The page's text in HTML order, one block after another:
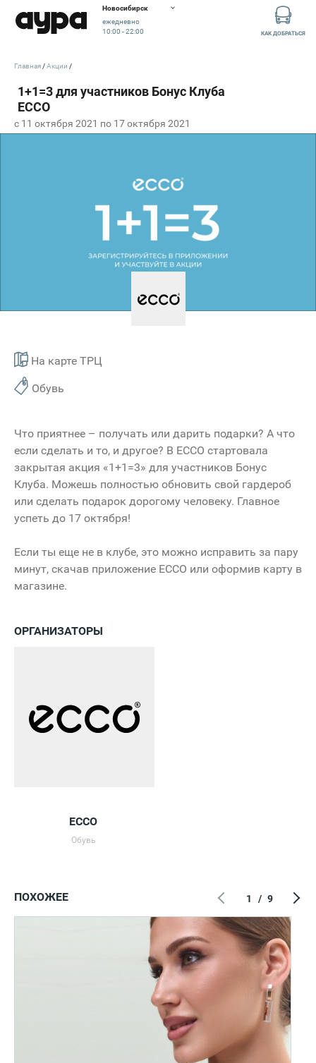
Новосибирск
ежедневно
10:00 - 22:00
КАК ДОБРАТЬСЯ
c 11 октября 2021 по 17 октября 2021
На карте ТРЦ
Обувь
Главная Акции
Что приятнее – получать или дарить подарки? А что
если сделать и то, и другое? В ECCO стартовала
закрытая акция «1+1=3» для участников Бонус
Клуба. Можешь полностью обновить свой гардероб
или сделать подарок дорогому человеку. Главное
успеть до 17 октября!
Если ты еще не в клубе, это можно исправить за пару
минут, скачав приложение ECCO или оформив карту в
магазине.
ОРГАНИЗАТОРЫ
ECCO
Обувь
ПОХОЖЕЕ 1 / 9